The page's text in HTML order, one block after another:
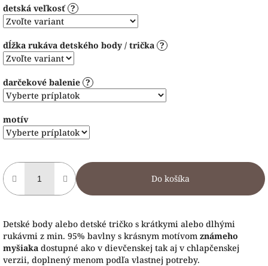
detská veľkosť ?
dĺžka rukáva detského body / trička ?
darčekové balenie ?
motív
Do košíka
Detské body alebo detské tričko s krátkymi alebo dlhými
rukávmi z min. 95% bavlny s krásnym motívom známeho
myšiaka dostupné ako v dievčenskej tak aj v chlapčenskej
verzii, doplnený menom podľa vlastnej potreby.